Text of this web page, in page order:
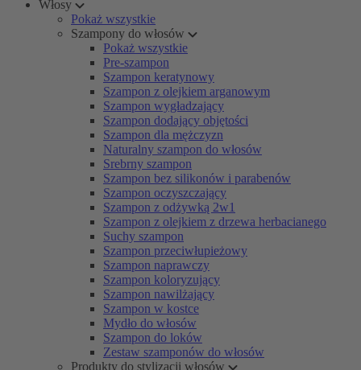
Włosy
Pokaż wszystkie
Szampony do włosów
Pokaż wszystkie
Pre-szampon
Szampon keratynowy
Szampon z olejkiem arganowym
Szampon wygładzający
Szampon dodający objętości
Szampon dla mężczyzn
Naturalny szampon do włosów
Srebrny szampon
Szampon bez silikonów i parabenów
Szampon oczyszczający
Szampon z odżywką 2w1
Szampon z olejkiem z drzewa herbacianego
Suchy szampon
Szampon przeciwłupieżowy
Szampon naprawczy
Szampon koloryzujący
Szampon nawilżający
Szampon w kostce
Mydło do włosów
Szampon do loków
Zestaw szamponów do włosów
Produkty do stylizacji włosów